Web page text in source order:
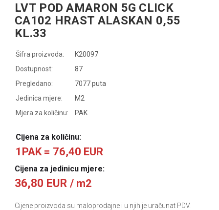
LVT POD AMARON 5G CLICK
CA102 HRAST ALASKAN 0,55
KL.33
Šifra proizvoda:
K20097
Dostupnost:
87
Pregledano:
7077 puta
Jedinica mjere:
M2
Mjera za količinu:
PAK
Cijena za količinu:
1PAK = 76,40 EUR
Cijena za jedinicu mjere:
36,80 EUR / m2
Cijene proizvoda su maloprodajne i u njih je uračunat PDV.